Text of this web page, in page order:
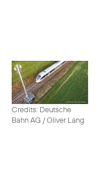
Credits: Deutsche
Bahn AG / Oliver Lang